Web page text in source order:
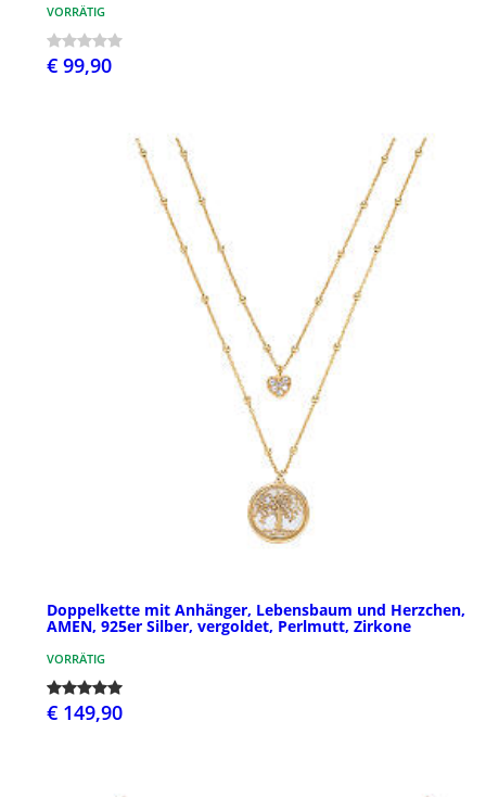
VORRÄTIG
€ 99,90
Doppelkette mit Anhänger, Lebensbaum und Herzchen,
AMEN, 925er Silber, vergoldet, Perlmutt, Zirkone
VORRÄTIG
€ 149,90